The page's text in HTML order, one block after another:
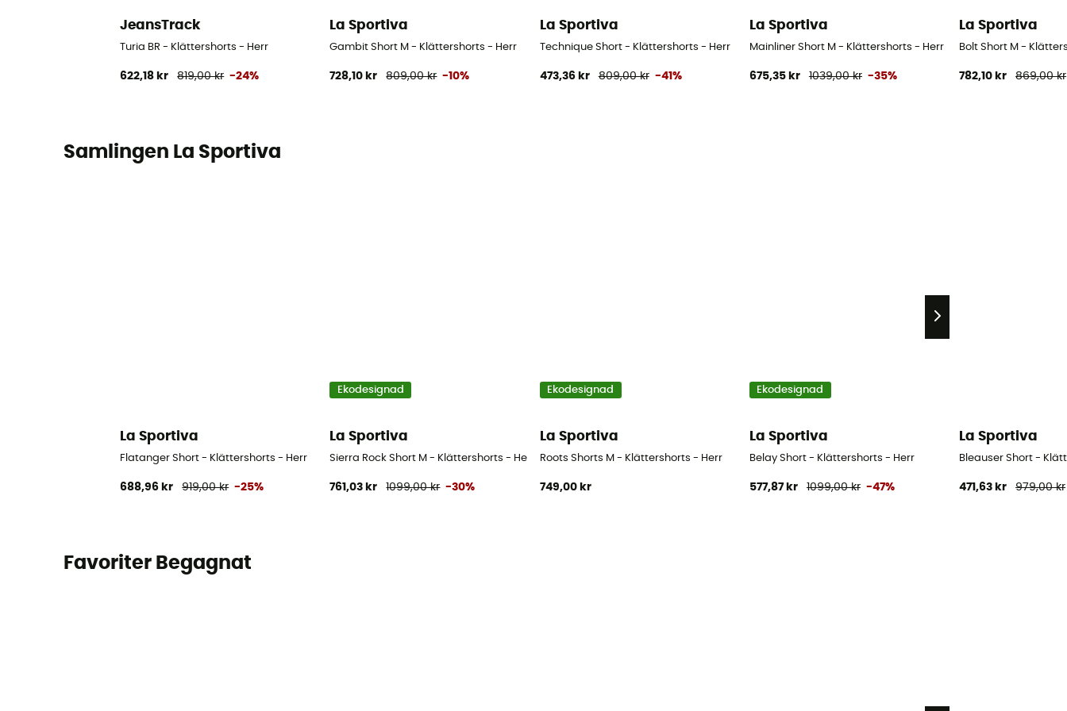
JeansTrack
Turia BR - Klättershorts - Herr
622,18 kr 819,00 kr -24%
La Sportiva
Gambit Short M - Klättershorts - Herr
728,10 kr 809,00 kr -10%
La Sportiva
Technique Short - Klättershorts - Herr
473,36 kr 809,00 kr -41%
La Sportiva
Mainliner Short M - Klättershorts - Herr
675,35 kr 1039,00 kr -35%
La Sportiva
Bolt Short M -
782,10 kr 869,00 kr
Samlingen La Sportiva
La Sportiva
Flatanger Short - Klättershorts - Herr
688,96 kr 919,00 kr -25%
Ekodesignad
La Sportiva
Sierra Rock Short M - Klättershorts - Herr
761,03 kr 1099,00 kr -30%
Ekodesignad
La Sportiva
Roots Shorts M - Klättershorts - Herr
749,00 kr
Ekodesignad
La Sportiva
Belay Short - Klättershorts - Herr
577,87 kr 1099,00 kr -47%
La Sportiva
Bleauser Short -
471,63 kr 979,00 kr
Favoriter Begagnat